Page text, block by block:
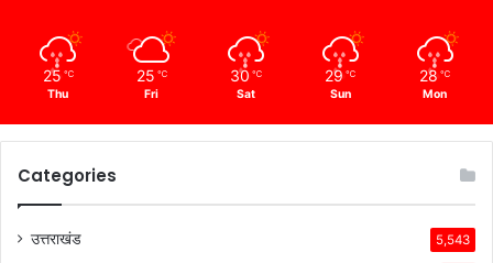
25 ℃
Thu
25 ℃
Fri
30 ℃
Sat
29 ℃
Sun
28 ℃
Mon
Categories
उत्तराखंड 5,543